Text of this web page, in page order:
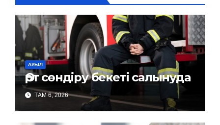
АУЫЛ
Өрт сөндіру бекеті салынуда
ТАМ 6, 2026